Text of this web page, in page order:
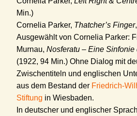
Min.)
Cornelia Parker, Thatcher’s Finger
Ausgewählt von Cornelia Parker:
Murnau, Nosferatu – Eine Sinfonie
(1922, 94 Min.) Ohne Dialog mit
Zwischentiteln und englischen
aus dem Bestand der Friedrich-
Stiftung in Wiesbaden.
In deutscher und englischer